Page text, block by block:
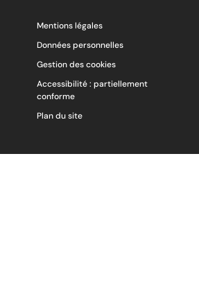
Mentions légales
Données personnelles
Gestion des cookies
Accessibilité : partiellement
conforme
Plan du site